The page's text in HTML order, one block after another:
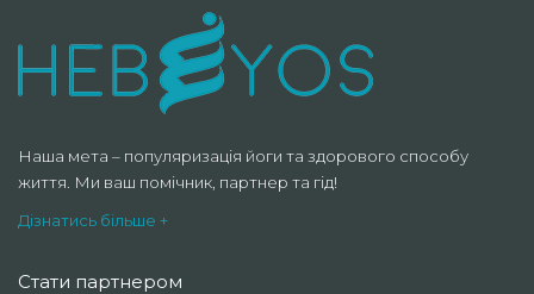
Наша мета – популяризація йоги та здорового способу
життя. Ми ваш помічник, партнер та гід!
Дізнатись більше +
Стати партнером